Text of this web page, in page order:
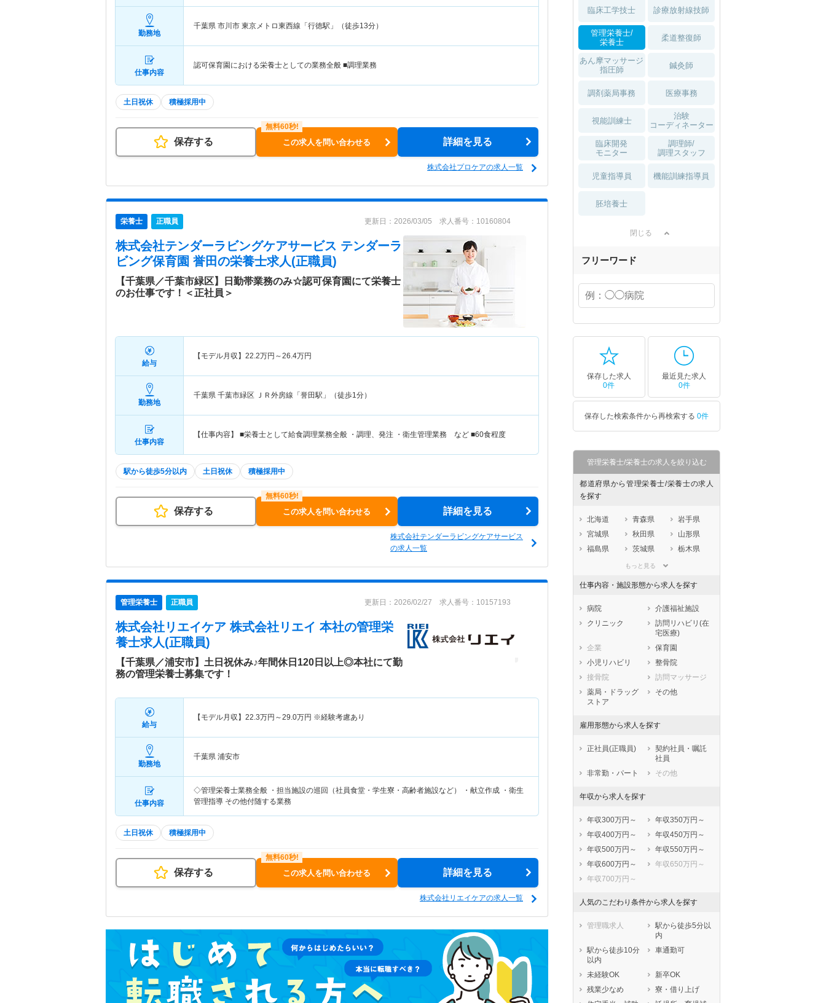
勤務地
千葉県 市川市 東京メトロ東西線「行徳駅」（徒歩13分）
仕事内容
認可保育園における栄養士としての業務全般 ■調理業務
土日祝休 積極採用中
保存する この求人を問い合わせる 詳細を見る
株式会社プロケアの求人一覧
栄養士 正職員 更新日：2026/03/05 求人番号：10160804
株式会社テンダーラビングケアサービス テンダーラ
ビング保育園 誉田の栄養士求人(正職員)
【千葉県／千葉市緑区】日勤帯業務のみ☆認可保育園にて栄養士
のお仕事です！＜正社員＞
給与
【モデル月収】 22.2万円～26.4万円
勤務地
千葉県 千葉市緑区 ＪＲ外房線「誉田駅」（徒歩1分）
仕事内容
【仕事内容】 ■栄養士として給食調理業務全般 ・調理、発注 ・衛生管理業務 など ■60食程度
駅から徒歩5分以内 土日祝休 積極採用中
保存する この求人を問い合わせる 詳細を見る
株式会社テンダーラビングケアサービス
の求人一覧
管理栄養士 正職員 更新日：2026/02/27 求人番号：10157193
株式会社リエイケア 株式会社リエイ 本社の管理栄
養士求人(正職員)
【千葉県／浦安市】土日祝休み♪年間休日120日以上◎本社にて勤
務の管理栄養士募集です！
給与
【モデル月収】 22.3万円～29.0万円 ※経験考慮あり
勤務地
千葉県 浦安市
仕事内容
◇管理栄養士業務全般 ・担当施設の巡回（社員食堂・学生寮・高齢者施設など） ・献立作成 ・衛生
管理指導 その他付随する業務
土日祝休 積極採用中
保存する この求人を問い合わせる 詳細を見る
株式会社リエイケアの求人一覧
臨床工学技士 診療放射線技師
管理栄養士/
栄養士
柔道整復師
あん摩マッサージ
指圧師
鍼灸師
調剤薬局事務 医療事務
視能訓練士
治験
コーディネーター
臨床開発
モニター
調理師/
調理スタッフ
児童指導員 機能訓練指導員
胚培養士
閉じる
フリーワード
保存した求人
0件
最近見た求人
0件
保存した検索条件から再検索する 0件
管理栄養士/栄養士の求人を絞り込む
都道府県から管理栄養士/栄養士の求人
を探す
北海道 青森県
岩手県
宮城県
秋田県
山形県
福島県
茨城県
栃木県
埼玉県
石川県
福井県
岐阜県
静岡県
愛知県
三重県
大阪府
兵庫県
奈良県
鳥取県
島根県
広島県
山口県
徳島県
香川県
愛媛県
熊本県
大分県
もっと見る
仕事内容・施設形態から求人を探す
病院
介護福祉施設
クリニック
訪問リハビリ(在
宅医療)
企業
保育園
小児リハビリ
整骨院
接骨院
訪問マッサージ
薬局・ドラッグ
ストア
その他
雇用形態から求人を探す
正社員(正職員)
契約社員・嘱託
社員
非常勤・パート
その他
年収から求人を探す
年収300万円～
年収350万円～
年収400万円～
年収450万円～
年収500万円～
年収550万円～
年収600万円～
年収650万円～
年収700万円～
人気のこだわり条件から求人を探す
管理職求人
駅から徒歩5分以
内
駅から徒歩10分
以内
車通勤可
未経験OK
新卒OK
残業少なめ
寮・借り上げ